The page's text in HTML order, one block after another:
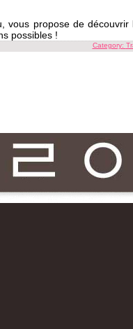
vous propose de découvrir
possibles !
Category: